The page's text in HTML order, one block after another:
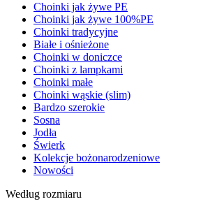
Choinki jak żywe PE
Choinki jak żywe 100%PE
Choinki tradycyjne
Białe i ośnieżone
Choinki w doniczce
Choinki z lampkami
Choinki małe
Choinki wąskie (slim)
Bardzo szerokie
Sosna
Jodła
Świerk
Kolekcje bożonarodzeniowe
Nowości
Według rozmiaru